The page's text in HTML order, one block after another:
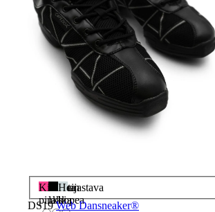
Kirkkaan
pinkki
Musta
lakka
Heijastava
hopea
DS19 Web Dansneaker®